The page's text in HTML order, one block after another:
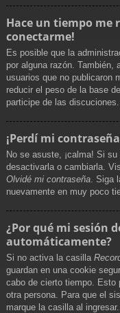
Hace un tiempo me
conectarme!
Es posible que la
por alguna razón. También,
usuarios que no publicaron
reducir el peso de la base
participe de las discuciones.
¡Perdí mi
No se asuste, ¡calma! Si
desactivarla o cambiarla.
Olvidé mi contraseña .
nuevamente en muy poco
¿Por qué mi sesión
automáticamente?
Si no activa la casilla
guardan en una cookie
cabo de cierto tiempo. Esto
otra persona. Para que el
marque la casilla al